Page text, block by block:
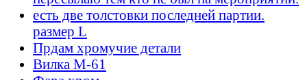
есть две толстовки последней партии.
размер L
Прдам хромучие детали
Вилка М-61